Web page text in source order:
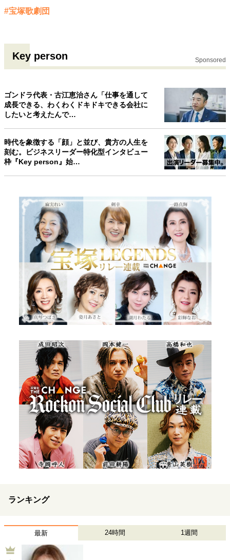
#宝塚歌劇団
Key person Sponsored
ゴンドラ代表・古江恵治さん「仕事を通して
成長できる、わくわくドキドキできる会社に
したいと考えたんで…
時代を象徴する「顔」と並び、貴方の人生を
刻む。ビジネスリーダー特化型インタビュー
枠『Key person』始…
ランキング
最新 24時間 1週間